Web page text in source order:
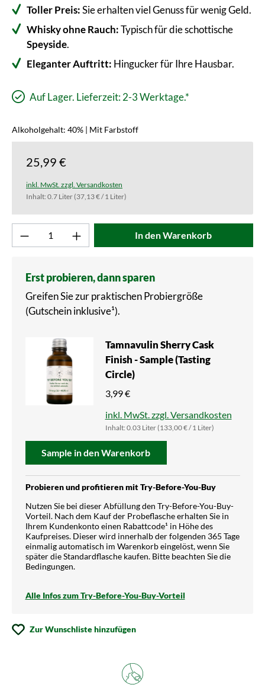
Toller Preis:Sie erhalten viel Genuss für wenig Geld.
Whisky ohne Rauch:Typisch für die schottische
Speyside.
Eleganter Auftritt: Hingucker für Ihre Hausbar.
Auf Lager. Lieferzeit: 2-3 Werktage.*
Alkoholgehalt: 40% | Mit Farbstoff
25,99 €
inkl. MwSt. zzgl. Versandkosten
Inhalt: 0.7 Liter(37,13 € / 1 Liter)
Produkt Anzahl: Gib den gewünschten
In den Warenkorb
Erst probieren, dann sparen
Greifen Sie zur praktischen Probiergröße
(Gutschein inklusive¹).
Tamnavulin Sherry Cask
Finish - Sample (Tasting
Circle)
3,99 €
inkl. MwSt. zzgl. Versandkosten
Inhalt: 0.03 Liter(133,00 € / 1 Liter)
Sample in den Warenkorb
Probieren und profitieren mit Try-Before-You-Buy
Nutzen Sie bei dieser Abfüllung den Try-Before-You-Buy-
Vorteil. Nach dem Kauf der Probeflasche erhalten Sie in
Ihrem Kundenkonto einen Rabattcode¹ in Höhe des
Kaufpreises. Dieser wird innerhalb der folgenden 365 Tage
einmalig automatisch im Warenkorb eingelöst, wenn Sie
später die Standardflasche kaufen. Bitte beachten Sie die
Bedingungen.
Alle Infos zum Try-Before-You-Buy-Vorteil
Zur Wunschliste hinzufügen